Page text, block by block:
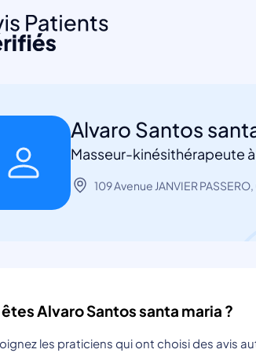
Alvaro Santos
Masseur-kinésithérapeute
109 Avenue JANVIER
Alvaro Santos santa maria ?
les praticiens qui ont choisi des avis